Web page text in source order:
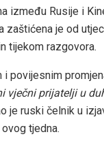
između Rusije i
zaštićena je od
tijekom razgovora.
povijesnim
vječni prijatelji u
je ruski čelnik u
tjedna.